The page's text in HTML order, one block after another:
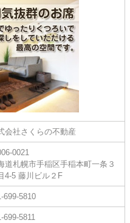
会社さくらの不動産
0021
道札幌市手稲区手稲本町一条３
4-5 藤川ビル２F
699-5810
699-5811